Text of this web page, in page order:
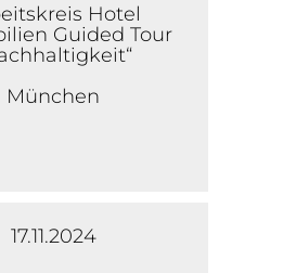
Hotel
Guided Tour
München
17.11.2024